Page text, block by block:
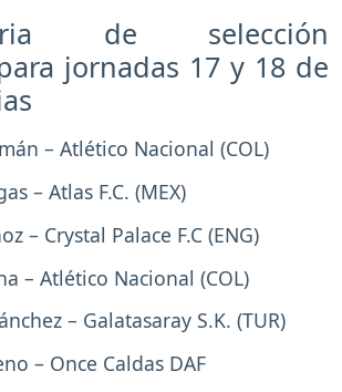
de selección
jornadas 17 y 18 de
– Atlético Nacional (COL)
– Atlas F.C. (MEX)
– Crystal Palace F.C (ENG)
– Atlético Nacional (COL)
– Galatasaray S.K. (TUR)
– Once Caldas DAF